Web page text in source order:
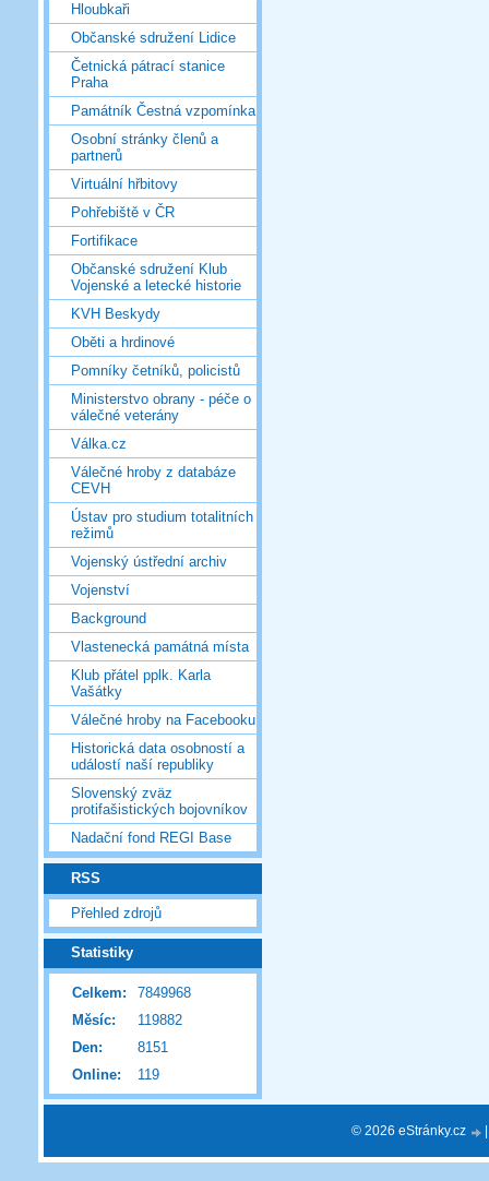
Hloubkaři
Občanské sdružení Lidice
Četnická pátrací stanice
Praha
Památník Čestná vzpomínka
Osobní stránky členů a
partnerů
Virtuální hřbitovy
Pohřebiště v ČR
Fortifikace
Občanské sdružení Klub
Vojenské a letecké historie
KVH Beskydy
Oběti a hrdinové
Pomníky četníků, policistů
Ministerstvo obrany - péče o
válečné veterány
Válka.cz
Válečné hroby z databáze
CEVH
Ústav pro studium totalitních
režimů
Vojenský ústřední archiv
Vojenství
Background
Vlastenecká památná místa
Klub přátel pplk. Karla
Vašátky
Válečné hroby na Facebooku
Historická data osobností a
událostí naší republiky
Slovenský zväz
protifašistických bojovníkov
Nadační fond REGI Base
RSS
Přehled zdrojů
Statistiky
Online: 119
Celkem:
7849968
Měsíc:
119882
Den:
8151
© 2026 eStránky.cz